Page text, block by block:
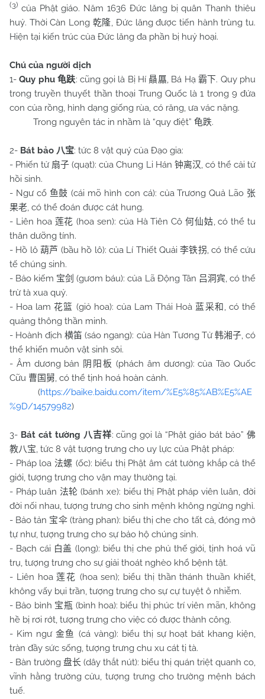
(3) của Phật giáo. Năm 1636 Đức lăng bị quân Thanh thiêu
huỷ. Thời Càn Long 乾隆, Đức lăng được tiến hành trùng tu.
Hiện tại kiến trúc của Đức lăng đa phần bị huỷ hoại.
Chú của người dịch
1-Quy phu 龟趺: cũng gọi là Bị Hí 贔屭, Bá Hạ 霸下. Quy phu
trong truyền thuyết thần thoại Trung Quốc là 1 trong 9 đứa
con của rồng, hình dạng giống rùa, có răng, ưa vác nặng.
Trong nguyên tác in nhầm là “quy điệt” 龟跌.
2- Bát bảo 八宝: tức 8 vật quý của Đạo gia:
- Phiến tử 扇子 (quạt): của Chung Li Hán 钟离汉, có thể cải tử
hồi sinh.
- Ngư cổ 鱼鼓 (cái mõ hình con cá): của Trương Quả Lão 张
果老, có thể đoán được cát hung.
- Liên hoa 莲花 (hoa sen): của Hà Tiên Cô何仙姑, có thể tu
thân dưỡng tính.
- Hồ lô 葫芦 (bầu hồ lô): của Lí Thiết Quải李铁拐, có thể cứu
tế chúng sinh.
- Bảo kiếm 宝剑 (gươm báu): của Lã Động Tân 吕洞宾, có thể
trừ tà xua quỷ.
- Hoa lam 花篮 (giỏ hoa): của Lam Thái Hoà蓝采和 , có thể
quảng thông thần minh.
- Hoành địch横笛 (sáo ngang): của Hàn Tương Tử韩湘子, có
thể khiến muôn vật sinh sôi.
- Âm dương bản
阴阳板 (phách âm dương): của Tào Quốc
Cữu 曹国舅, có thể tịnh hoá hoàn cảnh.
(https://baike.baidu.com/item/%E5%85%AB%E5%AE
%9D/14579982)
3- Bát cát tường 八吉祥: cũng gọi là “Phật giáo bát bảo”佛
教八宝, tức 8 vật tượng trưng cho uy lực của Phật pháp:
- Pháp loa 法螺 (ốc): biểu thị Phật âm cát tường khắp cả thể
giới, tượng trưng cho vận may thường tại.
- Pháp luân 法轮 (bánh xe): biểu thị Phật pháp viên luân, đời
đời nối nhau, tượng trưng cho sinh mệnh không ngừng nghỉ.
- Bảo tản 宝伞 (tràng phan): biểu thị che cho tất cả, đóng mở
tự như, tượng trưng cho sự bảo hộ chúng sinh.
- Bạch cái 白盖 (lọng): biểu thị che phủ thế giới, tịnh hoá vũ
trụ, tượng trưng cho sự giải thoát nghèo khổ bệnh tật.
- Liên hoa莲花 (hoa sen); biểu thị thần thánh thuần khiết,
không vấy bụi trần, tượng trưng cho sự cự tuyệt ô nhiễm.
- Bảo bình 宝瓶 (bình hoa): biểu thị phúc trí viên mãn, không
hề bị rơi rớt, tượng trưng cho việc có được thành công.
- Kim ngư 金鱼
(cá vàng): biểu thị sự hoạt bát khang kiện,
tràn đầy sức sống, tượng trưng chu xu cát tị tà.
- Bàn trường 盘长 (dây thắt nút): biểu thị quán triệt quanh co,
vĩnh hằng trường cửu, tượng trưng cho trường mệnh bách
tuế.